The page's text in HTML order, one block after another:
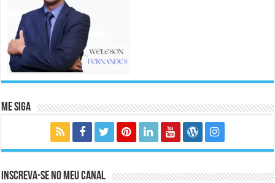
Me Siga
Inscreva-se no meu canal